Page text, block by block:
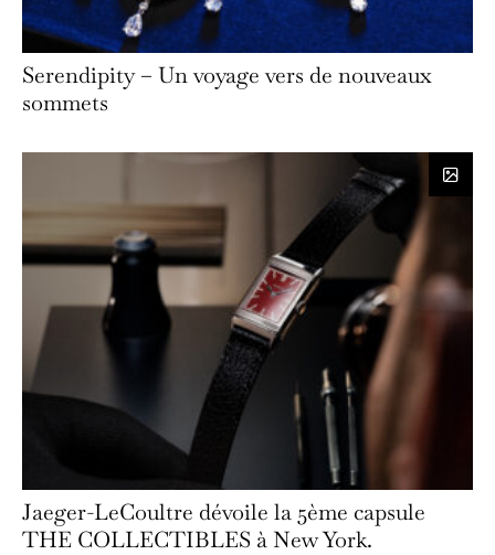
Serendipity – Un voyage vers de nouveaux
sommets
Jaeger-LeCoultre dévoile la 5ème capsule
THE COLLECTIBLES à New York.